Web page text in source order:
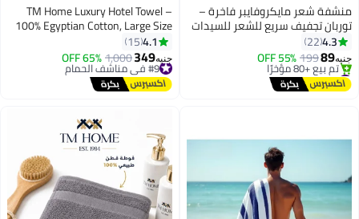
منشفة شعر مايكروفايبر فاخرة –
توربان تجفيف سريع للشعر للسيدات
والبنات
4.3
22
جنيه89
199
55% OFF
#2 في مناشف الحمام
توصيل مجاني
تم بيع +80 مؤخرًا
11
TM Home Luxury Hotel Towel –
100% Egyptian Cotton, Large Size
4.1
15
جنيه349
1,000
65% OFF #9 في مناشف الحمام
توصيل مجاني
#9 في مناشف الحمام